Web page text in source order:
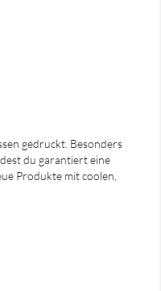
gedruckt. Besonders
du garantiert eine
Produkte mit coolen,